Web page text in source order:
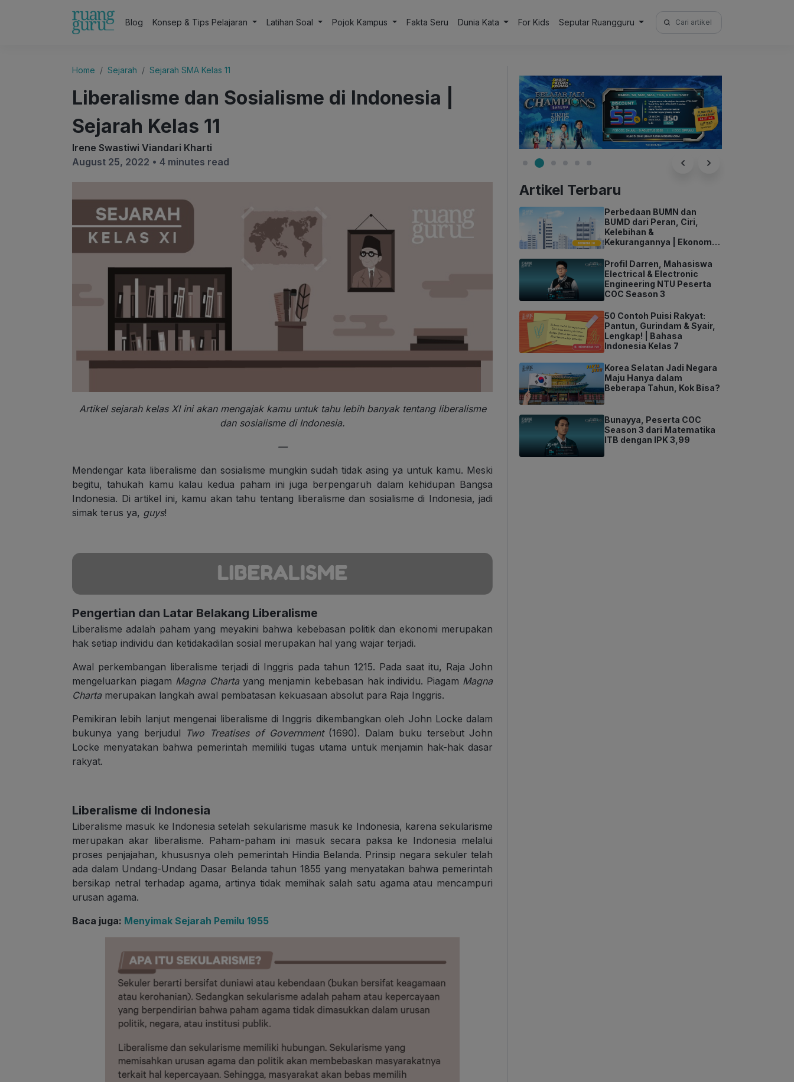
Blog Konsep & Tips Pelajaran Latihan Soal Pojok Kampus Fakta Seru Dunia Kata For Kids Seputar Ruangguru
Search
for:
Home Sejarah Sejarah SMA Kelas 11
Liberalisme dan Sosialisme di Indonesia |
Sejarah Kelas 11
Irene Swastiwi Viandari Kharti
August 25, 2022 • 4 minutes read
Artikel sejarah kelas XI ini akan mengajak kamu untuk tahu lebih banyak tentang liberalisme
dan sosialisme di Indonesia.
—
Mendengar kata liberalisme dan sosialisme mungkin sudah tidak asing ya untuk kamu. Meski
begitu, tahukah kamu kalau kedua paham ini juga berpengaruh dalam kehidupan Bangsa
Indonesia. Di artikel ini, kamu akan tahu tentang liberalisme dan sosialisme di Indonesia, jadi
simak terus ya, guys!
Pengertian dan Latar Belakang Liberalisme
Liberalisme adalah paham yang meyakini bahwa kebebasan politik dan ekonomi merupakan
hak setiap individu dan ketidakadilan sosial merupakan hal yang wajar terjadi.
Awal perkembangan liberalisme terjadi di Inggris pada tahun 1215. Pada saat itu, Raja John
mengeluarkan piagam Magna Chartayang menjamin kebebasan hak individu. Piagam Magna
Charta merupakan langkah awal pembatasan kekuasaan absolut para Raja Inggris.
Pemikiran lebih lanjut mengenai liberalisme di Inggris dikembangkan oleh John Locke dalam
bukunya yang berjudul Two Treatises of Government (1690). Dalam buku tersebut John
Locke menyatakan bahwa pemerintah memiliki tugas utama untuk menjamin hak-hak dasar
rakyat.
Liberalisme di Indonesia
Liberalisme masuk ke Indonesia setelah sekularisme masuk ke Indonesia, karena sekularisme
merupakan akar liberalisme. Paham-paham ini masuk secara paksa ke Indonesia melalui
proses penjajahan, khususnya oleh pemerintah Hindia Belanda. Prinsip negara sekuler telah
ada dalam Undang-Undang Dasar Belanda tahun 1855 yang menyatakan bahwa pemerintah
bersikap netral terhadap agama, artinya tidak memihak salah satu agama atau mencampuri
urusan agama.
Baca juga: Menyimak Sejarah Pemilu 1955
Artikel Terbaru
Perbedaan BUMN dan
BUMD dari Peran, Ciri,
Kelebihan &
Kekurangannya | Ekonomi
Profil Darren, Mahasiswa
Electrical & Electronic
Engineering NTU Peserta
COC Season 3
50 Contoh Puisi Rakyat:
Pantun, Gurindam & Syair,
Lengkap! | Bahasa
Indonesia Kelas 7
Korea Selatan Jadi Negara
Maju Hanya dalam
Beberapa Tahun, Kok Bisa?
Bunayya, Peserta COC
Season 3 dari Matematika
ITB dengan IPK 3,99